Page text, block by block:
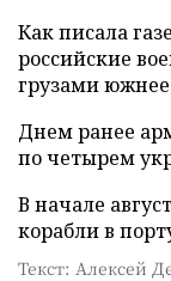
Как писала
российские
грузами
Днем ранее
по четырем
В начале
корабли в
Текст: Алексей